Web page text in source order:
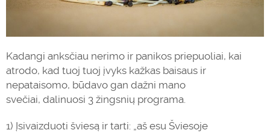
Kadangi anksčiau nerimo ir panikos priepuoliai, kai
atrodo, kad tuoj tuoj įvyks kažkas baisaus ir
nepataisomo, būdavo gan dažni mano
svečiai, dalinuosi 3 žingsnių programa.
1) Įsivaizduoti šviesą ir tarti: „aš esu Šviesoje